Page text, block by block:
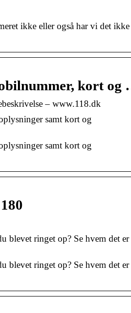
ikke eller også har vi det
kort og
– www.118.dk
samt kort og
samt kort og
blevet ringet op? Se hvem det
blevet ringet op? Se hvem det